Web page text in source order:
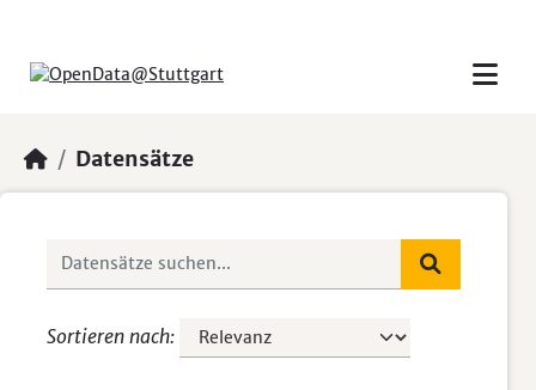
Datensätze
Sortieren nach